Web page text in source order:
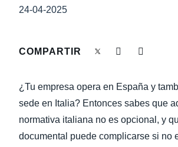
Belgium (English)
Norway (English)
LA CONTINUIDAD DEL NEGOCIO
TRAVEL AND EXPENSE
24-04-2025
COMPARTIR
¿Tu empresa opera en España y
sede en Italia? Entonces sabes que
normativa italiana no es opcional, y
documental puede complicarse si no